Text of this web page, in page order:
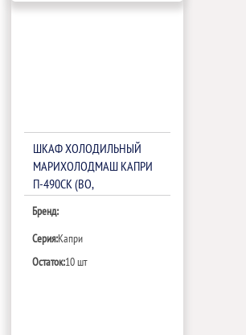
ШКАФ ХОЛОДИЛЬНЫЙ
МАРИХОЛОДМАШ КАПРИ
П-490СК (ВО,
Бренд:
Серия:Капри
Остаток:10 шт